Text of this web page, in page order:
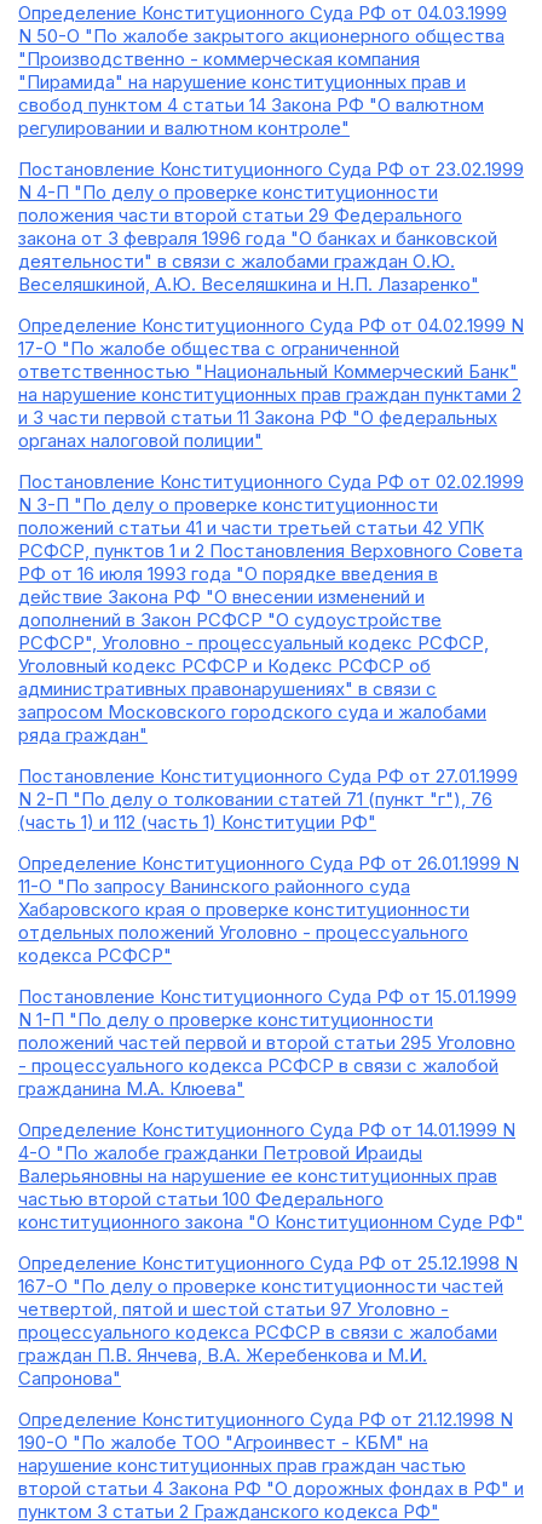
Определение Конституционного Суда РФ от 04.03.1999
N 50-О "По жалобе закрытого акционерного общества
"Производственно - коммерческая компания
"Пирамида" на нарушение конституционных прав и
свобод пунктом 4 статьи 14 Закона РФ "О валютном
регулировании и валютном контроле"
Постановление Конституционного Суда РФ от 23.02.1999
N 4-П "По делу о проверке конституционности
положения части второй статьи 29 Федерального
закона от 3 февраля 1996 года "О банках и банковской
деятельности" в связи с жалобами граждан О.Ю.
Веселяшкиной, А.Ю. Веселяшкина и Н.П. Лазаренко"
Определение Конституционного Суда РФ от 04.02.1999 N
17-О "По жалобе общества с ограниченной
ответственностью "Национальный Коммерческий Банк"
на нарушение конституционных прав граждан пунктами 2
и 3 части первой статьи 11 Закона РФ "О федеральных
органах налоговой полиции"
Постановление Конституционного Суда РФ от 02.02.1999
N 3-П "По делу о проверке конституционности
положений статьи 41 и части третьей статьи 42 УПК
РСФСР, пунктов 1 и 2 Постановления Верховного Совета
РФ от 16 июля 1993 года "О порядке введения в
действие Закона РФ "О внесении изменений и
дополнений в Закон РСФСР "О судоустройстве
РСФСР", Уголовно - процессуальный кодекс РСФСР,
Уголовный кодекс РСФСР и Кодекс РСФСР об
административных правонарушениях" в связи с
запросом Московского городского суда и жалобами
ряда граждан"
Постановление Конституционного Суда РФ от 27.01.1999
N 2-П "По делу о толковании статей 71 (пункт "г"), 76
(часть 1) и 112 (часть 1) Конституции РФ"
Определение Конституционного Суда РФ от 26.01.1999 N
11-О "По запросу Ванинского районного суда
Хабаровского края о проверке конституционности
отдельных положений Уголовно - процессуального
кодекса РСФСР"
Постановление Конституционного Суда РФ от 15.01.1999
N 1-П "По делу о проверке конституционности
положений частей первой и второй статьи 295 Уголовно
- процессуального кодекса РСФСР в связи с жалобой
гражданина М.А. Клюева"
Определение Конституционного Суда РФ от 14.01.1999 N
4-О "По жалобе гражданки Петровой Ираиды
Валерьяновны на нарушение ее конституционных прав
частью второй статьи 100 Федерального
конституционного закона "О Конституционном Суде РФ"
Определение Конституционного Суда РФ от 25.12.1998 N
167-О "По делу о проверке конституционности частей
четвертой, пятой и шестой статьи 97 Уголовно -
процессуального кодекса РСФСР в связи с жалобами
граждан П.В. Янчева, В.А. Жеребенкова и М.И.
Сапронова"
Определение Конституционного Суда РФ от 21.12.1998 N
190-О "По жалобе ТОО "Агроинвест - КБМ" на
нарушение конституционных прав граждан частью
второй статьи 4 Закона РФ "О дорожных фондах в РФ" и
пунктом 3 статьи 2 Гражданского кодекса РФ"